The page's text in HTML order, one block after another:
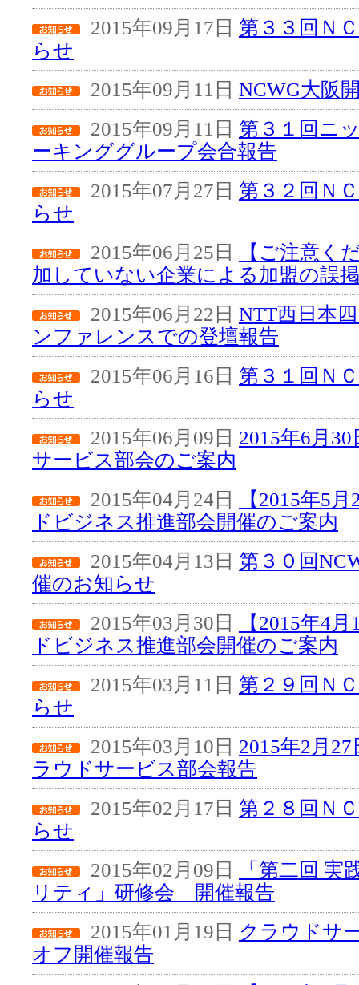
2015年09月17日 第３３回Ｎ
らせ
2015年09月11日 NCWG大阪
2015年09月11日 第３１回ニ
ーキンググループ会合報告
2015年07月27日 第３２回Ｎ
らせ
2015年06月25日
【ご注意く
加していない企業による加盟の誤
2015年06月22日 NTT西日本
ンファレンスでの登壇報告
2015年06月16日 第３１回Ｎ
らせ
2015年06月09日 2015年6月
サービス部会のご案内
2015年04月24日
【2015年5
ドビジネス推進部会開催のご案内
2015年04月13日 第３０回
催のお知らせ
2015年03月30日
【2015年4
ドビジネス推進部会開催のご案内
2015年03月11日 第２９回Ｎ
らせ
2015年03月10日 2015年2月
ラウドサービス部会報告
2015年02月17日 第２８回Ｎ
らせ
2015年02月09日
「第二回
リティ」研修会 開催報告
2015年01月19日 クラウドサ
オフ開催報告